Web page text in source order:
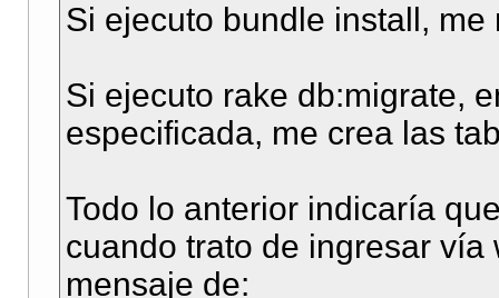
Si ejecuto bundle install,
Si ejecuto rake db:migrate,
especificada, me crea las
Todo lo anterior indicaría
cuando trato de ingresar
mensaje de: